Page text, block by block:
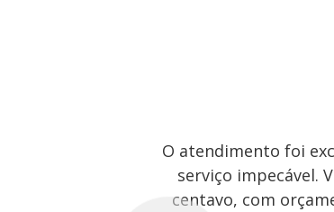
O atendimento foi
serviço impecável.
centavo, com